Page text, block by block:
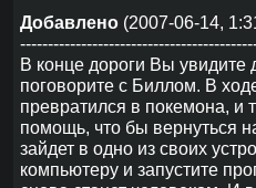
Добавлено(2007-06-14,
В конце дороги Вы увидите
поговорите с Биллом. В
превратился в покемона, и
помощь, что бы вернуться
зайдет в одно из своих
компьютеру и запустите